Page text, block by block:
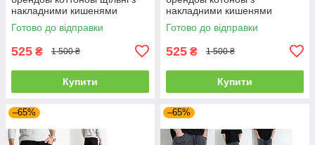
накладними кишенями
"карго" MIGACH, Туреччина
Готово до відправки
525 ₴ 1 500 ₴
Купити
накладними кишенями
"карго" MIGACH, Туреччина
Готово до відправки
525 ₴ 1 500 ₴
Купити
–65% –65%